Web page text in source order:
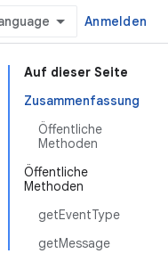
Anmelden
Auf dieser Seite
Zusammenfassung
Öffentliche
Methoden
Öffentliche
Methoden
getEventType
getMessage